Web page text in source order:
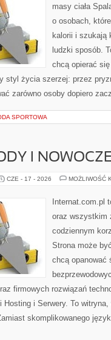
masy ciała
o osobach,
kalorii i szukają
ludzki sposób.
chcą opierać się
styl życia szerzej: przez
zarówno osoby dopiero
SPORTOWA
I
CZE - 17 - 2026 MOŻLIWOŚĆ
Internat.com.pl
oraz wszystkim
codziennym
Strona może
chcą opanować
firmowych rozwiązań
Hosting i Serwery. To
skomplikowanego